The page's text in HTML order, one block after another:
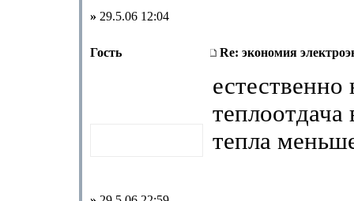
» 29.5.06 12:04
Гость Re: экономия
естественно
тепла